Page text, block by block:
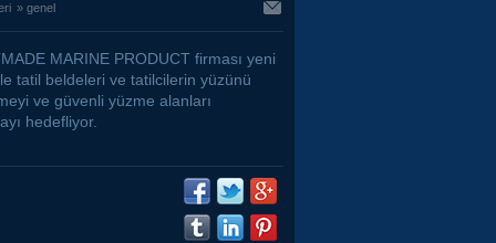
» genel
MARINE PRODUCT firması yeni
tatil beldeleri ve tatilcilerin yüzünü
ve güvenli yüzme alanları
hedefliyor.